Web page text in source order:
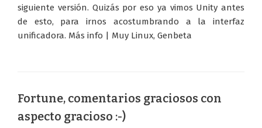
siguiente versión. Quizás por eso ya vimos Unity antes
de esto, para irnos acostumbrando a la interfaz
unificadora. Más info | Muy Linux, Genbeta
Fortune, comentarios graciosos con
aspecto gracioso :-)